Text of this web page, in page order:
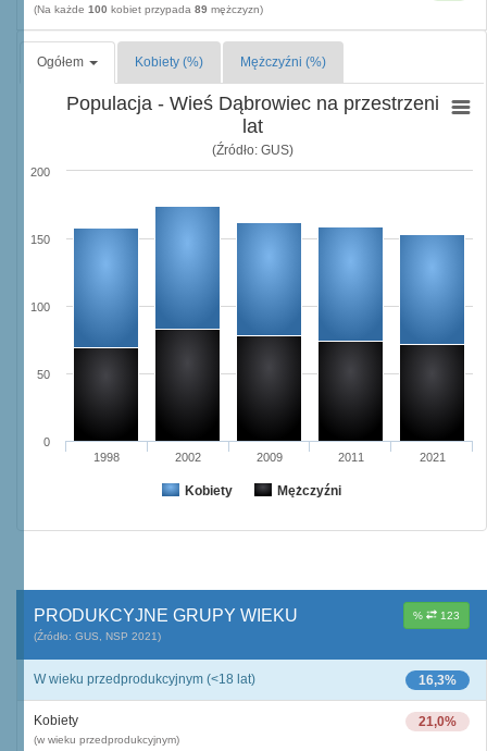
(Na każde 100 kobiet przypada 89 mężczyzn)
Ogółem Kobiety (%) Mężczyźni (%)
Populacja - Wieś Dąbrowiec na przestrzeni
lat
(Źródło: GUS)
Kobiety Mężczyźni
1998 2002 2009 2011 2021
0
50
100
150
200
% 123
PRODUKCYJNE GRUPY WIEKU
(Źródło: GUS, NSP 2021)
16,3%
W wieku przedprodukcyjnym (<18 lat)
21,0%
Kobiety
(w wieku przedprodukcyjnym)